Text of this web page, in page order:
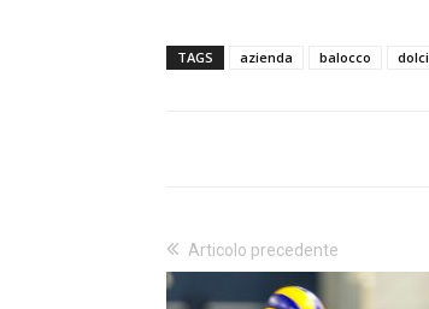
TAGS azienda balocco dolci
Articolo precedente